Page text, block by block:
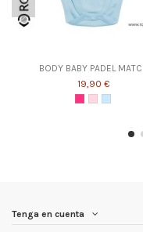
BODY BABY PADEL
19,90 €
Tenga en cuenta